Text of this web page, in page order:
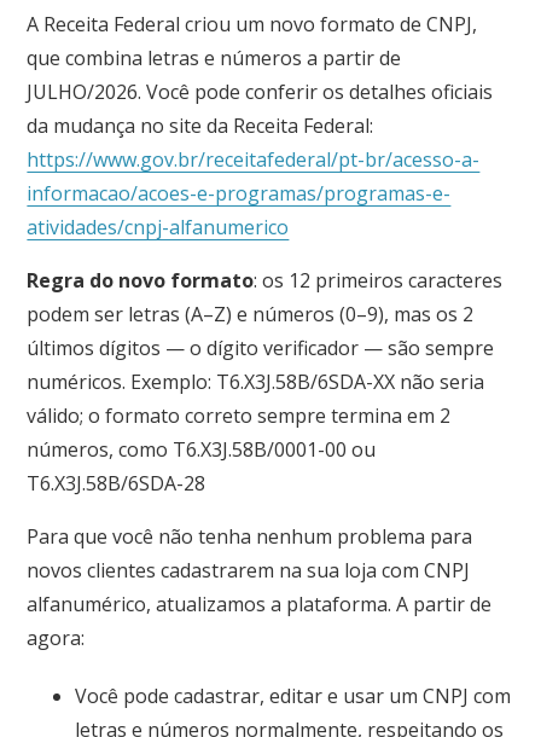
A Receita Federal criou um novo formato de CNPJ,
que combina letras e números a partir de
JULHO/2026. Você pode conferir os detalhes oficiais
da mudança no site da Receita Federal:
https://www.gov.br/receitafederal/pt-br/acesso-a-
informacao/acoes-e-programas/programas-e-
atividades/cnpj-alfanumerico
Regra do novo formato: os 12 primeiros caracteres
podem ser letras (A–Z) e números (0–9), mas os 2
últimos dígitos — o dígito verificador — são sempre
numéricos. Exemplo: T6.X3J.58B/6SDA-XX não seria
válido; o formato correto sempre termina em 2
números, como T6.X3J.58B/0001-00 ou
T6.X3J.58B/6SDA-28
Para que você não tenha nenhum problema para
novos clientes cadastrarem na sua loja com CNPJ
alfanumérico, atualizamos a plataforma. A partir de
agora:
Você pode cadastrar, editar e usar um CNPJ com
letras e números normalmente, respeitando os